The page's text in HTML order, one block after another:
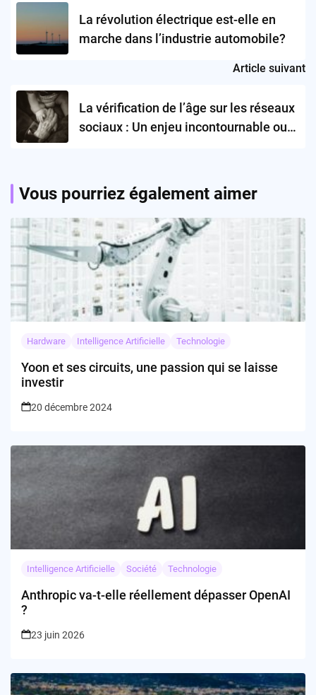
navigationLa révolution électrique est-elle en
marche dans l’industrie automobile?
Article suivant
La vérification de l’âge sur les réseaux
sociaux : Un enjeu incontournable ou
Vous pourriez également aimer
Hardware Intelligence Artificielle Technologie
Yoon et ses circuits, une passion qui se laisse
investir
20 décembre 2024
Intelligence Artificielle Société Technologie
Anthropic va-t-elle réellement dépasser OpenAI
?
23 juin 2026